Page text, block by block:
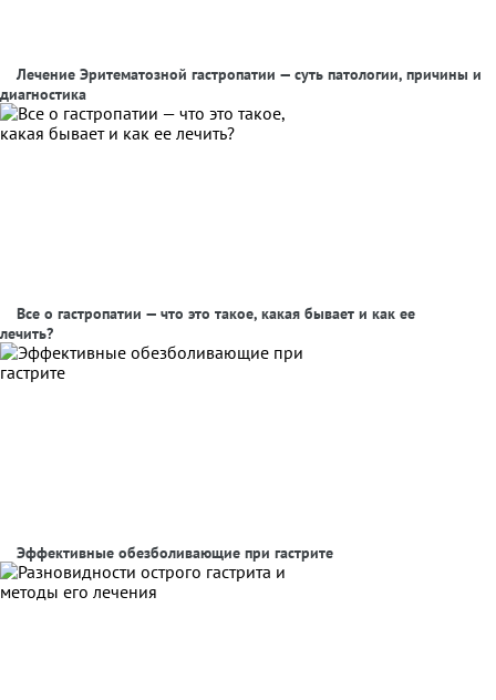
Лечение Эритематозной гастропатии — суть патологии, причины и
диагностика
Все о гастропатии — что это такое, какая бывает и как ее
лечить?
Эффективные обезболивающие при гастрите